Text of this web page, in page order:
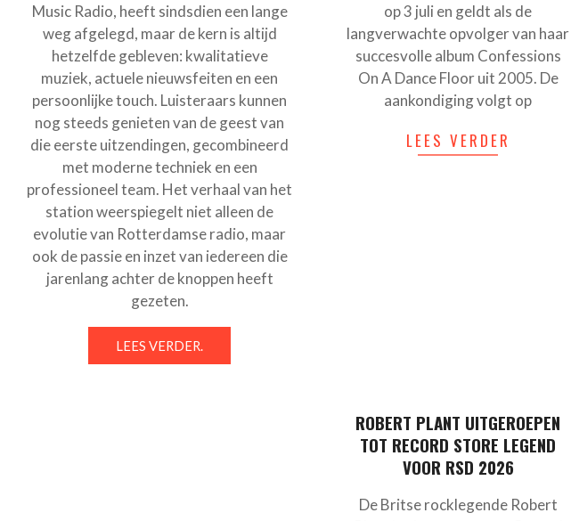
op 3 juli en geldt als de
langverwachte opvolger van haar
succesvolle album Confessions
On A Dance Floor uit 2005. De
aankondiging volgt op
LEES VERDER
ROBERT PLANT UITGEROEPEN
TOT RECORD STORE LEGEND
VOOR RSD 2026
De Britse rocklegende Robert
Music Radio, heeft sindsdien een lange
weg afgelegd, maar de kern is altijd
hetzelfde gebleven: kwalitatieve
muziek, actuele nieuwsfeiten en een
persoonlijke touch. Luisteraars kunnen
nog steeds genieten van de geest van
die eerste uitzendingen, gecombineerd
met moderne techniek en een
professioneel team. Het verhaal van het
station weerspiegelt niet alleen de
evolutie van Rotterdamse radio, maar
ook de passie en inzet van iedereen die
jarenlang achter de knoppen heeft
gezeten.
LEES VERDER.